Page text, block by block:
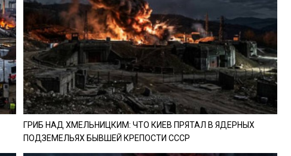
ГРИБ НАД ХМЕЛЬНИЦКИМ: ЧТО КИЕВ ПРЯТАЛ В ЯДЕРНЫХ
ПОДЗЕМЕЛЬЯХ БЫВШЕЙ КРЕПОСТИ СССР